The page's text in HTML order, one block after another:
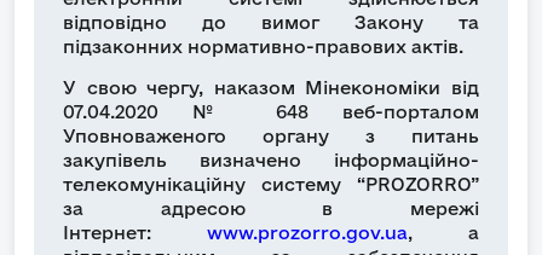
відповідно до вимог Закону та
підзаконних нормативно-правових актів.
У свою чергу, наказом Мінекономіки від
07.04.2020 № 648 веб-порталом
Уповноваженого органу з питань
закупівель визначено інформаційно-
телекомунікаційну систему “PROZORRO”
за адресою в мережі
Інтернет: www.prozorro.gov.ua, а